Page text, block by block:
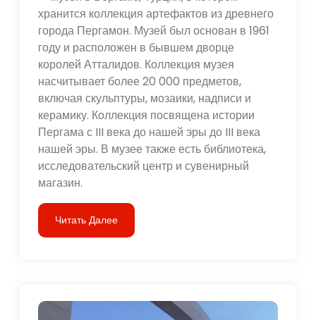
хранится коллекция артефактов из древнего
города Пергамон. Музей был основан в 1961
году и расположен в бывшем дворце
королей Атталидов. Коллекция музея
насчитывает более 20 000 предметов,
включая скульптуры, мозаики, надписи и
керамику. Коллекция посвящена истории
Пергама с III века до нашей эры до III века
нашей эры. В музее также есть библиотека,
исследовательский центр и сувенирный
магазин.
Читать Далее